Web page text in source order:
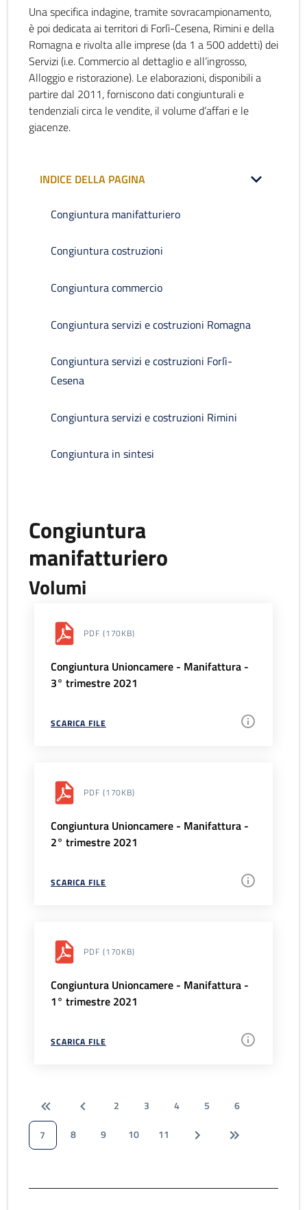
Una specifica indagine, tramite sovracampionamento,
è poi dedicata ai territori di Forlì-Cesena, Rimini e della
Romagna e rivolta alle imprese (da 1 a 500 addetti) dei
Servizi (i.e. Commercio al dettaglio e all’ingrosso,
Alloggio e ristorazione). Le elaborazioni, disponibili a
partire dal 2011, forniscono dati congiunturali e
tendenziali circa le vendite, il volume d’affari e le
giacenze.
INDICE DELLA PAGINA
Congiuntura manifatturiero
Congiuntura costruzioni
Congiuntura commercio
Congiuntura servizi e costruzioni Romagna
Congiuntura servizi e costruzioni Forlì-
Cesena
Congiuntura servizi e costruzioni Rimini
Congiuntura in sintesi
Congiuntura
manifatturiero
Volumi
PDF (170KB)
Congiuntura Unioncamere - Manifattura -
3° trimestre 2021
SCARICA FILE
PDF (170KB)
Congiuntura Unioncamere - Manifattura -
2° trimestre 2021
SCARICA FILE
PDF (170KB)
Congiuntura Unioncamere - Manifattura -
1° trimestre 2021
SCARICA FILE
2 3 4 5
6
7
8 9 10 11